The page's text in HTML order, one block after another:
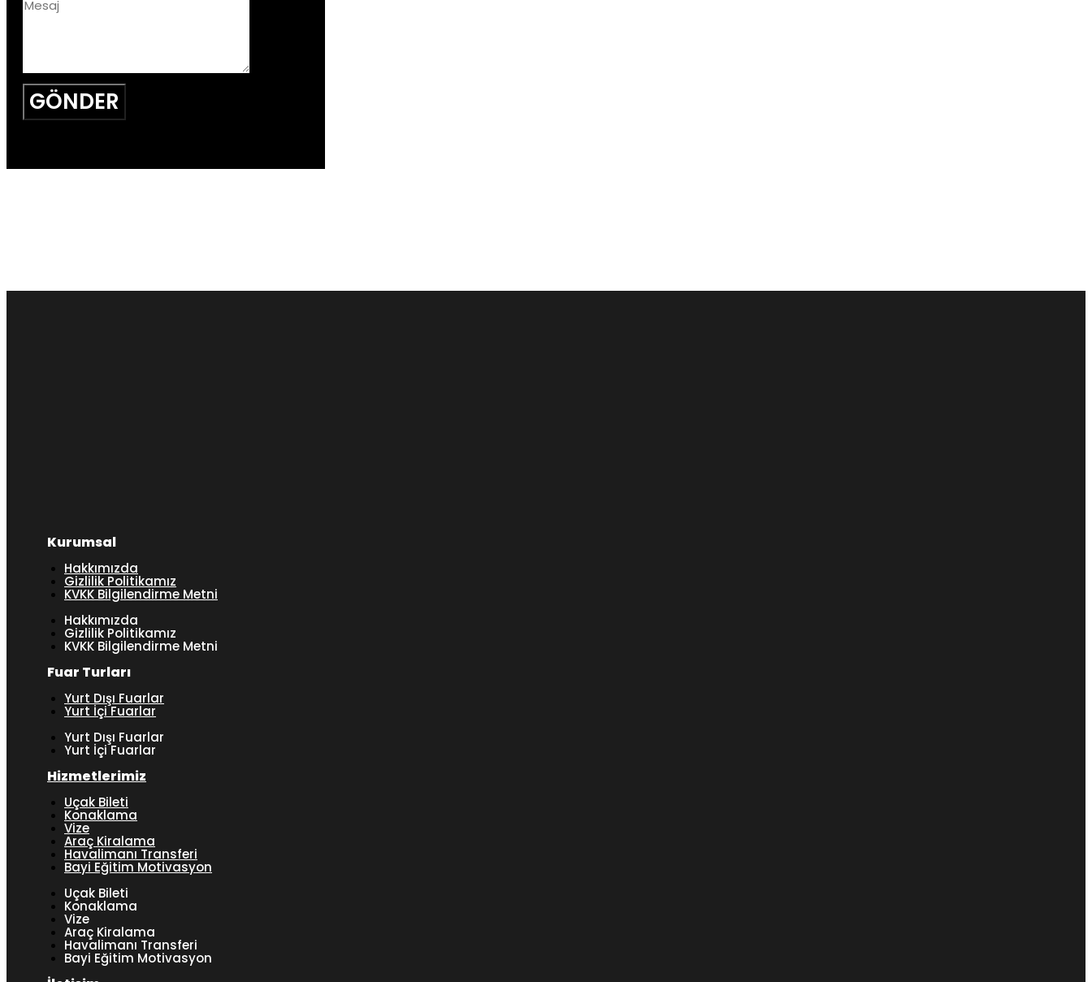
GÖNDER
Kurumsal
Hakkımızda
Gizlilik Politikamız
KVKK Bilgilendirme Metni
Hakkımızda
Gizlilik Politikamız
KVKK Bilgilendirme Metni
Fuar Turları
Yurt Dışı Fuarlar
Yurt İçi Fuarlar
Yurt Dışı Fuarlar
Yurt İçi Fuarlar
Hizmetlerimiz
Uçak Bileti
Konaklama
Vize
Araç Kiralama
Havalimanı Transferi
Bayi Eğitim Motivasyon
Uçak Bileti
Konaklama
Vize
Araç Kiralama
Havalimanı Transferi
Bayi Eğitim Motivasyon